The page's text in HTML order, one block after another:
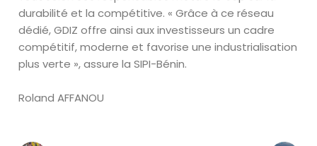
durabilité et la compétitive. « Grâce à ce réseau
dédié, GDIZ offre ainsi aux investisseurs un cadre
compétitif, moderne et favorise une industrialisation
plus verte », assure la SIPI-Bénin.
Roland AFFANOU